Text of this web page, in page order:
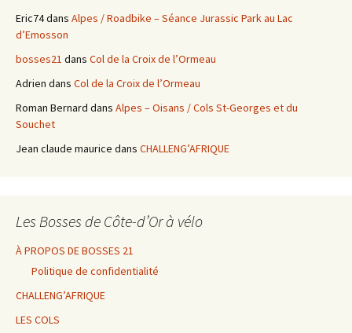
Eric74dans Alpes / Roadbike – Séance Jurassic Park au Lac
d’Emosson
bosses21 dans Col de la Croix de l’Ormeau
Adrien dans Col de la Croix de l’Ormeau
Roman Bernard dans Alpes – Oisans / Cols St-Georges et du
Souchet
Jean claude maurice dans CHALLENG’AFRIQUE
Les Bosses de Côte-d’Or à vélo
À PROPOS DE BOSSES 21
Politique de confidentialité
CHALLENG’AFRIQUE
LES COLS